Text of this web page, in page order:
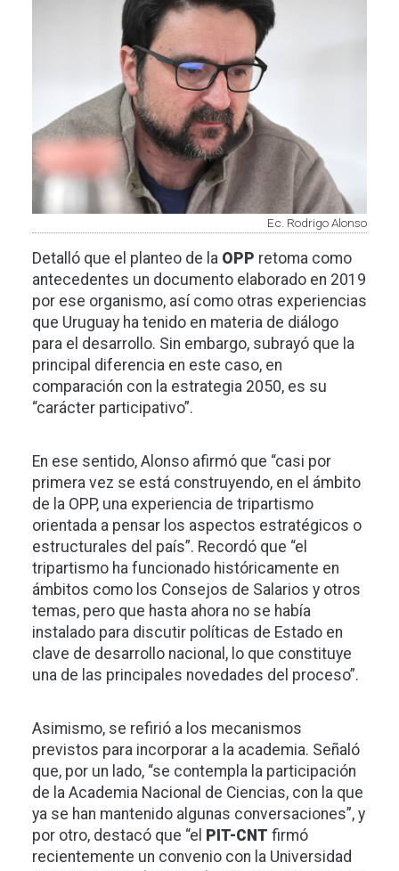
Ec. Rodrigo Alonso
Detalló que el planteo de la OPP retoma como
antecedentes un documento elaborado en 2019
por ese organismo, así como otras experiencias
que Uruguay ha tenido en materia de diálogo
para el desarrollo. Sin embargo, subrayó que la
principal diferencia en este caso, en
comparación con la estrategia 2050, es su
“carácter participativo”.
En ese sentido, Alonso afirmó que “casi por
primera vez se está construyendo, en el ámbito
de la OPP, una experiencia de tripartismo
orientada a pensar los aspectos estratégicos o
estructurales del país”. Recordó que “el
tripartismo ha funcionado históricamente en
ámbitos como los Consejos de Salarios y otros
temas, pero que hasta ahora no se había
instalado para discutir políticas de Estado en
clave de desarrollo nacional, lo que constituye
una de las principales novedades del proceso”.
Asimismo, se refirió a los mecanismos
previstos para incorporar a la academia. Señaló
que, por un lado, “se contempla la participación
de la Academia Nacional de Ciencias, con la que
ya se han mantenido algunas conversaciones”, y
por otro, destacó que “el PIT-CNT firmó
recientemente un convenio con la Universidad